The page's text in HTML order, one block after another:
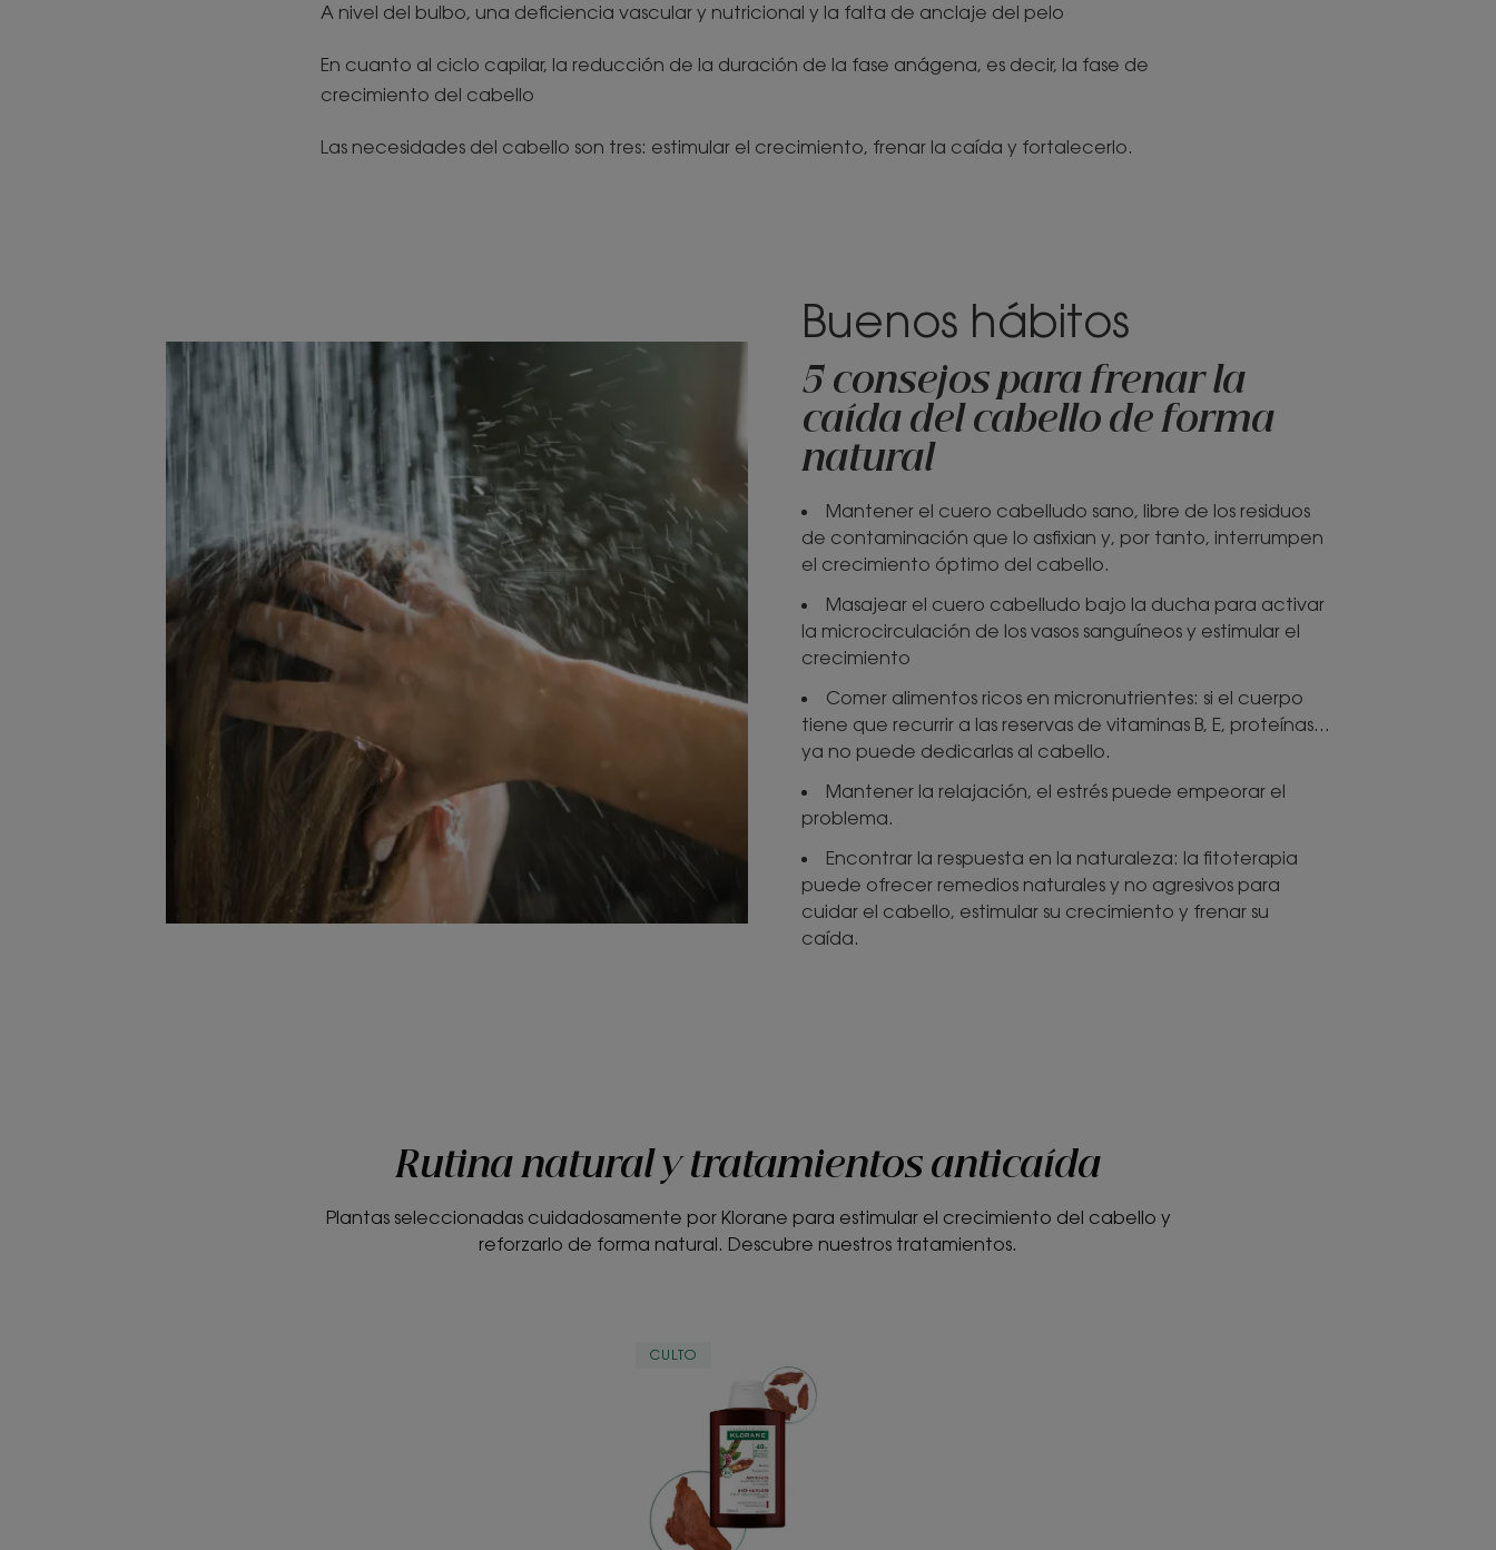
A nivel del bulbo, una deficiencia vascular y nutricional y la falta de anclaje del pelo
En cuanto al ciclo capilar, la reducción de la duración de la fase anágena, es decir, la fase de
crecimiento del cabello
Las necesidades del cabello son tres: estimular el crecimiento, frenar la caída y fortalecerlo.
Buenos hábitos
5 consejos para frenar la
caída del cabello de forma
natural
Mantener el cuero cabelludo sano, libre de los residuos
de contaminación que lo asfixian y, por tanto, interrumpen
el crecimiento óptimo del cabello.
Masajear el cuero cabelludo bajo la ducha para activar
la microcirculación de los vasos sanguíneos y estimular el
crecimiento
Comer alimentos ricos en micronutrientes: si el cuerpo
tiene que recurrir a las reservas de vitaminas B, E, proteínas...
ya no puede dedicarlas al cabello.
Mantener la relajación, el estrés puede empeorar el
problema.
Encontrar la respuesta en la naturaleza: la fitoterapia
puede ofrecer remedios naturales y no agresivos para
cuidar el cabello, estimular su crecimiento y frenar su
caída.
Rutina natural y tratamientos anticaída
Plantas seleccionadas cuidadosamente por Klorane para estimular el crecimiento del cabello y
reforzarlo de forma natural. Descubre nuestros tratamientos.
Champú
Fortificante
&
Estimulante
CULTO